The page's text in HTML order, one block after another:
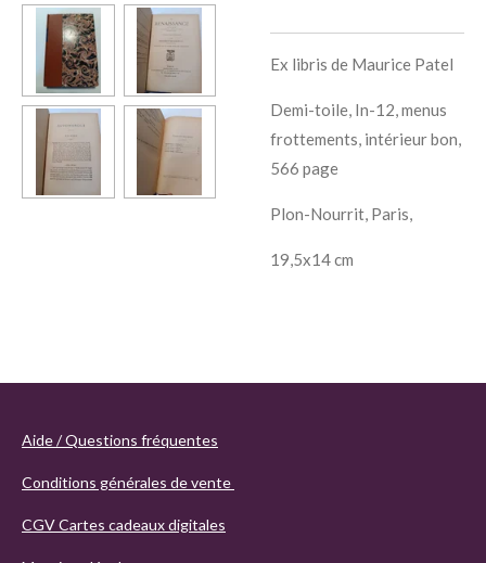
Ex libris de Maurice Patel
Demi-toile, In-12, menus
frottements, intérieur bon,
566 page
Plon-Nourrit, Paris,
19,5x14 cm
Aide / Questions fréquentes
Conditions générales de vente
CGV Cartes cadeaux digitales